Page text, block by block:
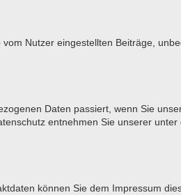
Nutzer eingestellten Beiträge,
Daten passiert, wenn Sie
entnehmen Sie unserer
können Sie dem Impressum